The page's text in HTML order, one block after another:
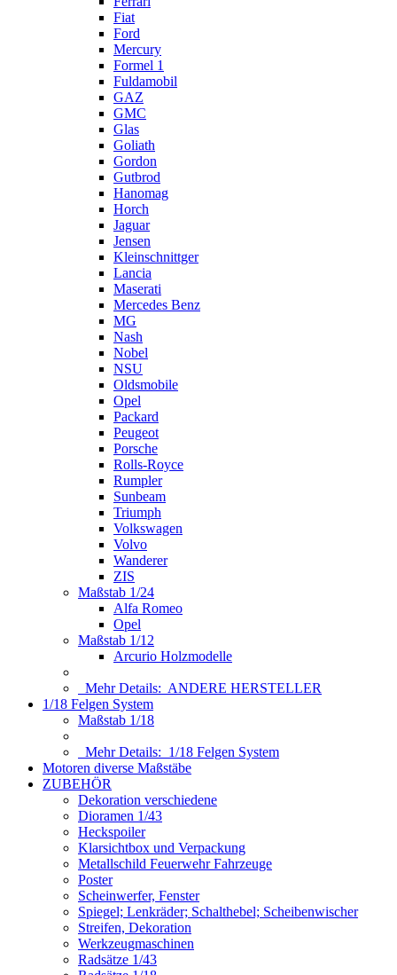
Fiat
Ford
Mercury
Formel 1
Fuldamobil
GAZ
GMC
Glas
Goliath
Gordon
Gutbrod
Hanomag
Horch
Jaguar
Jensen
Kleinschnittger
Lancia
Maserati
Mercedes Benz
MG
Nash
Nobel
NSU
Oldsmobile
Opel
Packard
Peugeot
Porsche
Rolls-Royce
Rumpler
Sunbeam
Triumph
Volkswagen
Volvo
Wanderer
ZIS
Maßstab 1/24
Alfa Romeo
Opel
Maßstab 1/12
Arcurio Holzmodelle
Mehr Details: ANDERE HERSTELLER
1/18 Felgen System
Maßstab 1/18
Mehr Details: 1/18 Felgen System
Motoren diverse Maßstäbe
ZUBEHÖR
Dekoration verschiedene
Dioramen 1/43
Heckspoiler
Klarsichtbox und Verpackung
Metallschild Feuerwehr Fahrzeuge
Poster
Scheinwerfer, Fenster
Spiegel; Lenkräder; Schalthebel; Scheibenwischer
Streifen, Dekoration
Werkzeugmaschinen
Radsätze 1/43